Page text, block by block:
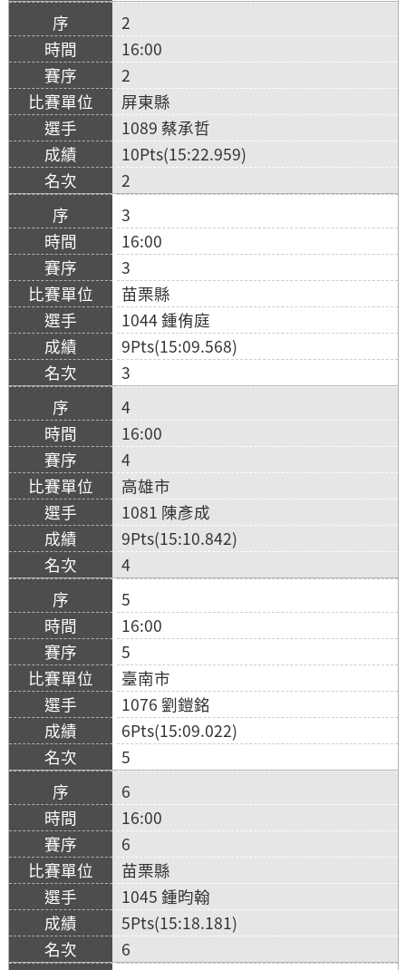
2
16:00
2
屏東縣
1089 蔡承哲
10Pts(15:22.959)
2
3
16:00
3
苗栗縣
1044 鍾侑庭
9Pts(15:09.568)
3
4
16:00
4
高雄市
1081 陳彥成
9Pts(15:10.842)
4
5
16:00
5
臺南市
1076 劉鎧銘
6Pts(15:09.022)
5
6
16:00
6
苗栗縣
1045 鍾昀翰
5Pts(15:18.181)
6